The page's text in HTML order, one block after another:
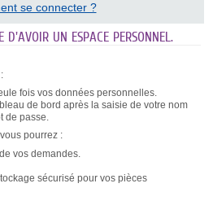
se connecter ?
D'AVOIR UN ESPACE PERSONNEL.
fois vos données personnelles.
de bord après la saisie de votre nom
de passe.
pourrez :
vos demandes.
sécurisé pour vos pièces